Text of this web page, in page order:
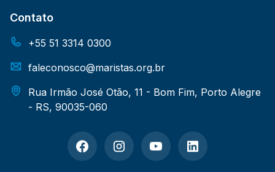
Contato
+55 51 3314 0300
faleconosco@maristas.org.br
Rua Irmão José Otão, 11 - Bom Fim, Porto Alegre
- RS, 90035-060